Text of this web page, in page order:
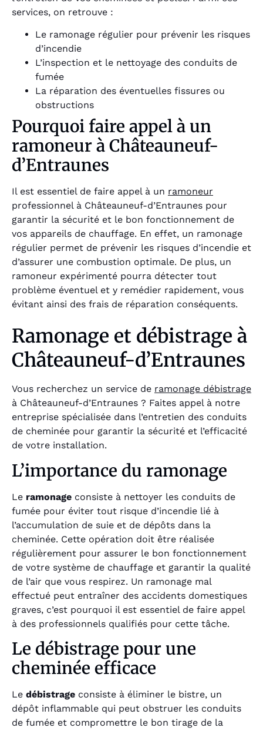
services, on retrouve :
Le ramonage régulier pour prévenir les risques
d’incendie
L’inspection et le nettoyage des conduits de
fumée
La réparation des éventuelles fissures ou
obstructions
Pourquoi faire appel à un
ramoneur à Châteauneuf-
d’Entraunes
Il est essentiel de faire appel à un ramoneur
professionnel à Châteauneuf-d’Entraunes pour
garantir la sécurité et le bon fonctionnement de
vos appareils de chauffage. En effet, un ramonage
régulier permet de prévenir les risques d’incendie et
d’assurer une combustion optimale. De plus, un
ramoneur expérimenté pourra détecter tout
problème éventuel et y remédier rapidement, vous
évitant ainsi des frais de réparation conséquents.
Ramonage et débistrage à
Châteauneuf-d’Entraunes
Vous recherchez un service de ramonage débistrage
à Châteauneuf-d’Entraunes ? Faites appel à notre
entreprise spécialisée dans l’entretien des conduits
de cheminée pour garantir la sécurité et l’efficacité
de votre installation.
L’importance du ramonage
Le ramonage consiste à nettoyer les conduits de
fumée pour éviter tout risque d’incendie lié à
l’accumulation de suie et de dépôts dans la
cheminée. Cette opération doit être réalisée
régulièrement pour assurer le bon fonctionnement
de votre système de chauffage et garantir la qualité
de l’air que vous respirez. Un ramonage mal
effectué peut entraîner des accidents domestiques
graves, c’est pourquoi il est essentiel de faire appel
à des professionnels qualifiés pour cette tâche.
Le débistrage pour une
cheminée efficace
Le débistrage consiste à éliminer le bistre, un
dépôt inflammable qui peut obstruer les conduits
de fumée et compromettre le bon tirage de la